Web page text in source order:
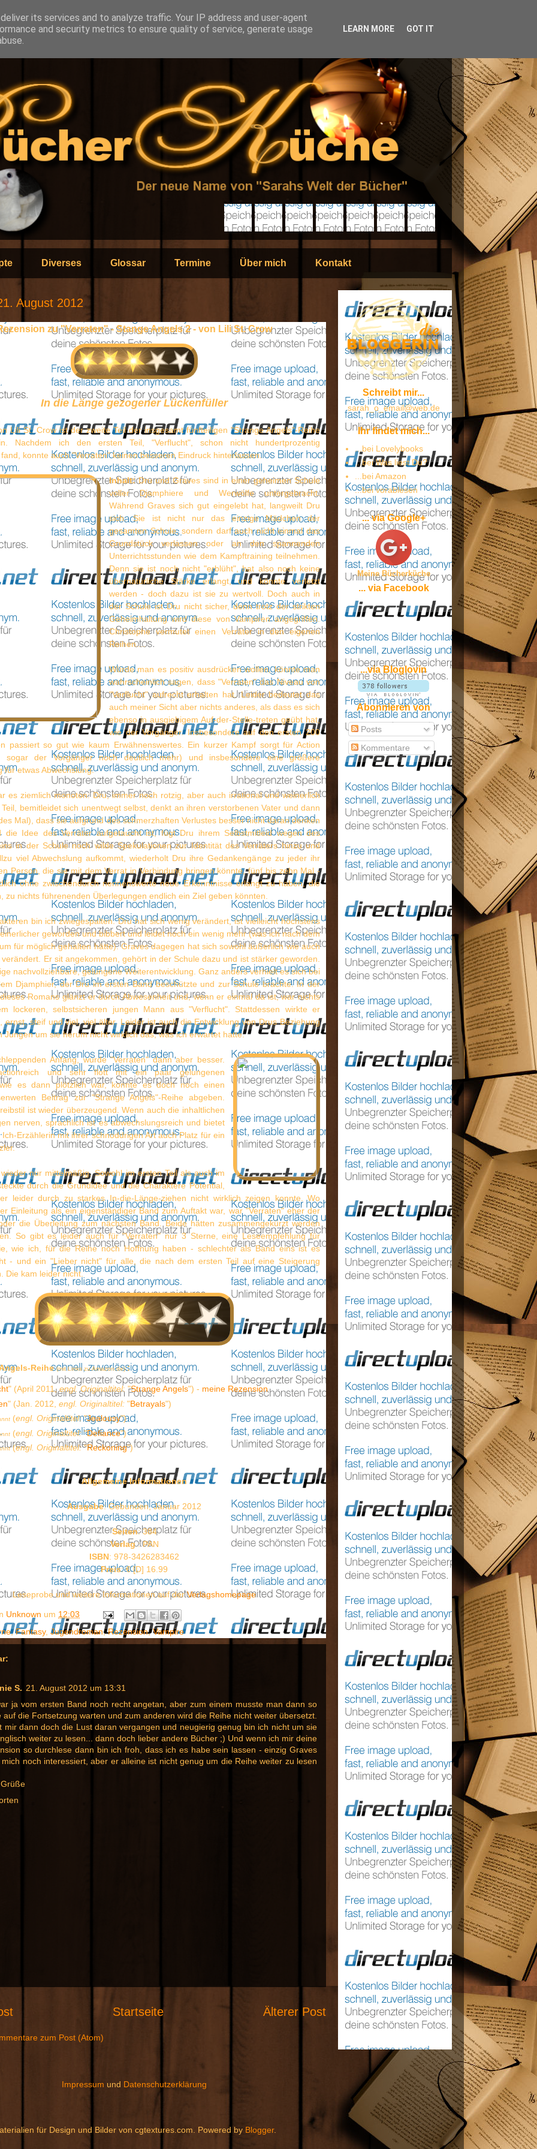
Diverses Glossar Termine Über mich Kontakt
August 2012
zu "Verraten" - Stange Angels 2 - von Lili St. Crow
In die Länge gezogener Lückenfüller
Lili St. Crow ist der zweite Teil der insgesamt fünfteiligen "Strange Angels"-Reihe
Nachdem ich den ersten Teil, "Verflucht", schon nicht hundertprozentig
konnte auch "Verraten" keinen besseren Eindruck hinterlassen.
Inhalt:Dru und Graves sind in einer geheimen Schule
voller Djamphiere und Werwölfe untergebracht.
Während Graves sich gut eingelebt hat, langweilt Dru
sich. Sie ist nicht nur das einzige Mädchen der
gesamten Schule, sondern darf auch nicht einmal das
Grundstück verlassen oder an den spannenden
Unterrichtsstunden wie dem Kampftraining teilnehmen.
Denn sie ist noch nicht "erblüht", hat also noch keine
übernatürliche Stärke erlangt, und könnte verletzt
werden - doch dazu ist sie zu wertvoll. Doch auch in
der Schule ist Dru nicht sicher, denn trotz der strikten
Geheimhaltung wird diese von Vampiren angegriffen.
Christophe vermutet einen Verräter in den eigenen
Reihen....
Würde man es positiv ausdrücken wollen, könnte man
wahrscheinlich sagen, dass "Verraten" das Niveau von
"Verflucht" aufrecht erhalten hat. Leider bedeutet das
auch meiner Sicht aber nichts anderes, als dass es sich
ebenso in ausgiebigem Auf-der-Stelle-treten geübt hat,
wie der Vorgänger. Insbesondere auf den ersten 200
passiert so gut wie kaum Erwähnenswertes. Ein kurzer Kampf sorgt für Action
sogar der Vorgänger noch deutlich mehr) und insbesondere eine größere
für etwas Abwechslung.
es ziemlich monoton: Dru, immer noch rotzig, aber auch irrational und weinerlich
bemitleidet sich unentwegt selbst, denkt an ihren verstorbenen Vater und dann
Mal), dass sie aufgrund des schmerzhaften Verlustes besser nicht daran denken
die Idee des Verräter aufgetaucht ist, fügt Dru ihrem Selbstmitleid wegen des
in der Schule noch wilde Spekulationen zur Identität des Verräters hinzu und
viel Abwechslung aufkommt, wiederholt Dru ihre Gedankengänge zu jeder ihr
Person, die sie mit dem Verrat in Verbindung bringen könnte, fünf bis zehn Mal -
ohne zwischendurch nennenswerte neue Erkenntnisse erlangt zu haben, die
zu nichts führenenden Überlegungen endlich ein Ziel geben könnten.
bin ich zwiegespalten. Dru hat sich wenig verändert, ist vielleicht höchstens
geworden und bibbert und leidet noch ein wenig mehr (was ich nach dem
für möglich gehalten hätte). Graves dagegen hat sich sowohl äußerlich wie auch
Er sit angekommen, gehört in der Schule dazu und ist stärker geworden.
nachvollziehbare, gelungene Weiterentwicklung. Ganz anders verhielt es sich bei
Djamphier, der Dru im ersten Band beschützte und zur Schule brachte. In der
Romans glänzt er durch Abwesenheit und, wenn er einmal da ist, war nichts
lockeren, selbstsicheren jungen Mann aus "Verflucht". Stattdessen wirkte er
ernst, steif und viel, viel älter. Leider ist auch die Entwicklung von Drus Beziehung
Jungen um sie herum nicht wirklich das, was ich erwartet hatte.
Anfang, wurde "Verraten" dann aber besser.
und sehr flott mit ein paar gelungenen
es dann plötzlich war, konnte es doch noch einen
Beitrag zur "Strange Angels"-Reihe abgeben.
ist wieder überzeugend. Wenn auch die inhaltlichen
nerven, sprachlich ist es abwechslungsreich und bietet
Erzählerin mit ihrer schnoddrigen Art auch Platz für ein
nur mittelmäßig. Sowohl im ersten Teil als auch im
durch die Grundidee und die Charaktere Potential,
leider durch zu starkes In-die-Länge-ziehen nicht wirklich zeigen konnte. Wo
Einleitung als ein eigenständiger Band zum Auftakt war, war "Verraten" eher der
die Überleitung zum nächsten Band. Beide hätten zusammengekürzt werden
So gibt es leider auch für "Verraten" nur 3 Sterne, eine Leseempfehlung für
wie ich, für die Reihe noch Hoffnung haben - schlechter als Band eins ist es
- und ein "Lieber nicht" für alle, die nach dem ersten Teil auf eine Steigerung
Die kam leider nicht.
Reihe(mit Links zu Amazon.de):
" (April 2011,engl. Originaltitel: "Strange Angels") - meine Rezension
" (Jan. 2012, engl. Originaltitel: "Betrayals")
(engl. Originaltitel: "Jealousy")
(engl. Originaltitel:"Defiance")
(engl. Originaltitel:"Reckoning")
Allgemeine Informationen
Ausgabe: Gebunden, Januar 2012
Seiten: 384
Verlag: PAN
ISBN: 978-3426283462
Preis: € [D] 16.99
Leseprobe und weitere Informationen auf derVerlagshomepage
Unknown um 12:03
,Fantasy, Jugendroman,Rezension,Vampire
S. 21. August 2012 um 13:31
ja vom ersten Band noch recht angetan, aber zum einem musste man dann so
auf die Fortsetzung warten und zum anderen wird die Reihe nicht weiter übersetzt.
mir dann doch die Lust daran vergangen und neugierig genug bin ich nicht um sie
weiter zu lesen... dann doch lieber andere Bücher ;) Und wenn ich mir deine
so durchlese dann bin ich froh, dass ich es habe sein lassen - einzig Graves
mich noch interessiert, aber er alleine ist nicht genug um die Reihe weiter zu lesen
Älterer Post
Startseite
zum Post (Atom)
Schreibt mir...
sarah_o_email@web.de
Ihr findet mich...
...bei Lovelybooks
...bei Was liest Du?
...bei Amazon
...bei vorablesen
... via Google+
Meine Bücherküche
... via Facebook
...via Bloglovin
Abonnieren von
Posts
Kommentare
Impressum und Datenschutzerklärung
für Design und Bilder von cgtextures.com. Powered by Blogger.
its services and to analyze traffic. Your IP address and user-agent
and security metrics to ensure quality of service, generate usage
LEARN MORE GOT IT